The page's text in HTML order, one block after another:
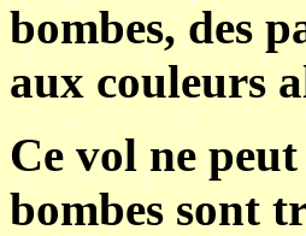
bombes, des
aux couleurs
Ce vol ne
bombes sont